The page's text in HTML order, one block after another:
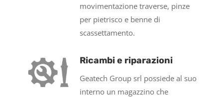
movimentazione traverse, pinze
per pietrisco e benne di
scassettamento.
Ricambi e riparazioni
Geatech Group srl possiede al suo
interno un magazzino che